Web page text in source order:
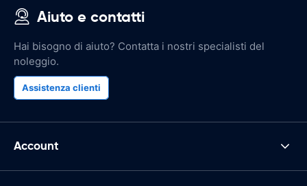
Aiuto e contatti
Hai bisogno di aiuto? Contatta i nostri specialisti del
noleggio.
Assistenza clienti
Account